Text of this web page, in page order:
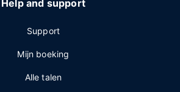
Help and support
Support
Mijn boeking
Alle talen